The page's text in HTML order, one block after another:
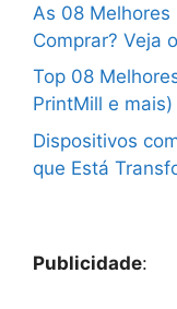
As 08 Melhores
Comprar? Veja
Top 08
PrintMill e mais)
Dispositivos
que Está
Publicidade: